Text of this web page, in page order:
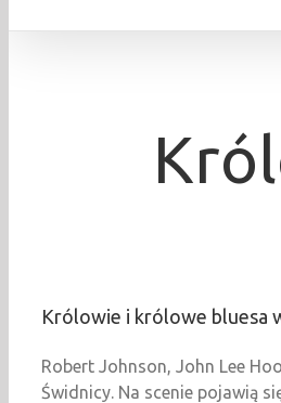
Królowie i królowe bluesa
Robert Johnson, John Lee
Świdnicy. Na scenie pojawią